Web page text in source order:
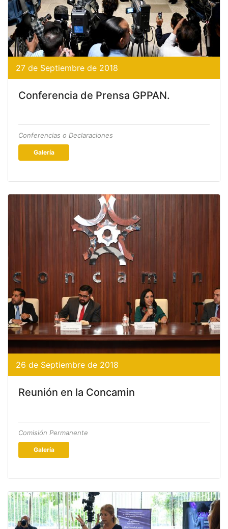
27 de Septiembre de 2018
Conferencia de Prensa GPPAN.
Conferencias o Declaraciones
Galería
26 de Septiembre de 2018
Reunión en la Concamin
Comisión Permanente
Galería